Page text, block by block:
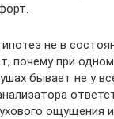
не в
почему при
бывает не у
ощущения